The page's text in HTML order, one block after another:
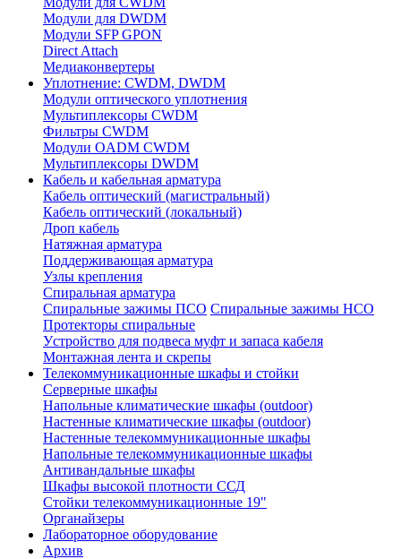
Модули для DWDM
Модули SFP GPON
Direct Attach
Медиаконвертеры
Уплотнение: CWDM, DWDM
Модули оптического уплотнения
Мультиплексоры CWDM
Фильтры CWDM
Модули OADM CWDM
Мультиплексоры DWDM
Кабель и кабельная арматура
Кабель оптический (магистральный)
Кабель оптический (локальный)
Дроп кабель
Натяжная арматура
Поддерживающая арматура
Узлы крепления
Спиральная арматура
Спиральные зажимы ПСО Спиральные зажимы НСО
Протекторы спиральные
Устройство для подвеса муфт и запаса кабеля
Монтажная лента и скрепы
Телекоммуникационные шкафы и стойки
Серверные шкафы
Напольные климатические шкафы (outdoor)
Настенные климатические шкафы (outdoor)
Настенные телекоммуникационные шкафы
Напольные телекоммуникационные шкафы
Антивандальные шкафы
Шкафы высокой плотности ССД
Стойки телекоммуникационные 19"
Органайзеры
Лабораторное оборудование
Архив